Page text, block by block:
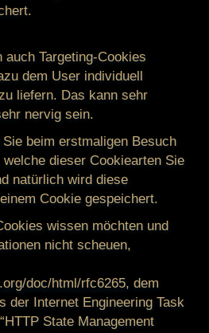
Targeting-Cookies
dem User individuell
liefern. Das kann sehr
nervig sein.
beim erstmaligen Besuch
dieser Cookiearten Sie
natürlich wird diese
Cookie gespeichert.
wissen möchten und
nicht scheuen,
doc/html/rfc6265, dem
der Internet Engineering Task
State Management